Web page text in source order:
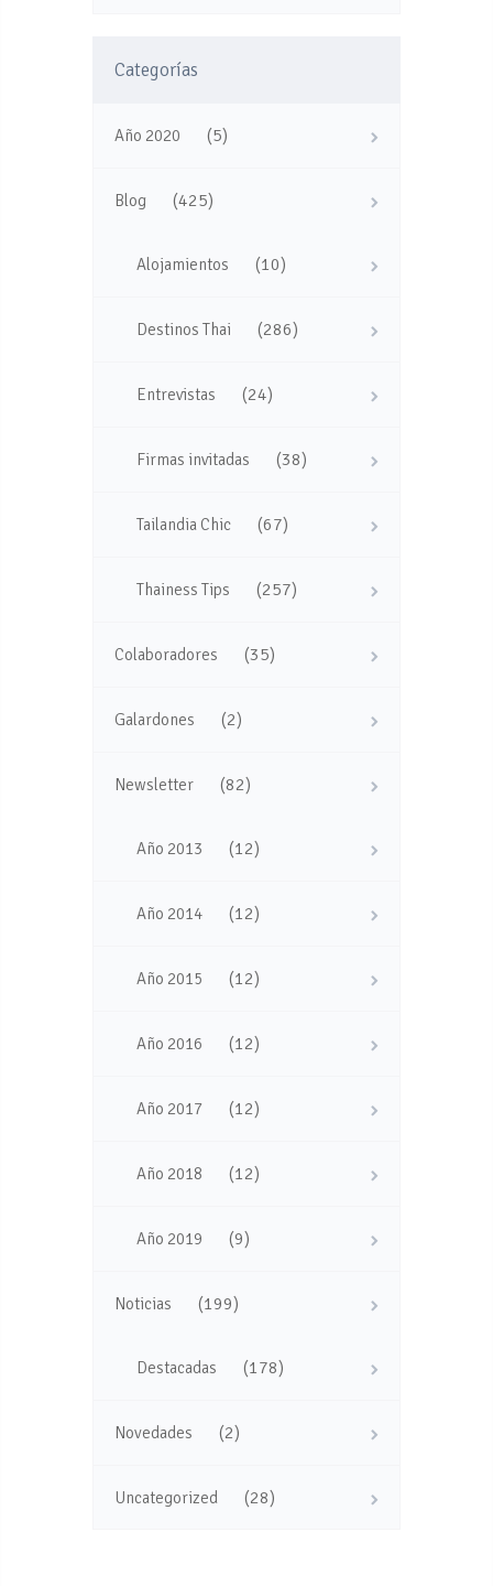
Categorías
Año 2020 (5)
Blog (425)
Alojamientos (10)
Destinos Thai (286)
Entrevistas (24)
Firmas invitadas (38)
Tailandia Chic (67)
Thainess Tips (257)
Colaboradores (35)
Galardones (2)
Newsletter (82)
Año 2013 (12)
Año 2014 (12)
Año 2015 (12)
Año 2016 (12)
Año 2017 (12)
Año 2018 (12)
Año 2019 (9)
Noticias (199)
Destacadas (178)
Novedades (2)
Uncategorized (28)